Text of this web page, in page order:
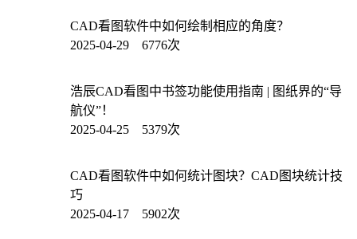
CAD看图软件中如何绘制相应的角度？
2025-04-29 6776次
浩辰CAD看图中书签功能使用指南 | 图纸界的“导
航仪”！
2025-04-25 5379次
CAD看图软件中如何统计图块？CAD图块统计技
巧
2025-04-17 5902次